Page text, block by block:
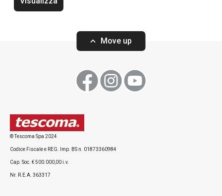
Tutti i prodotti della linea FRESHBOX
Move up
© Tescoma Spa 2024
Codice Fiscale e REG. Imp. BS n. 01873360984
Cap. Soc. € 500.000,00 i.v.
Nr. R.E.A. 363317